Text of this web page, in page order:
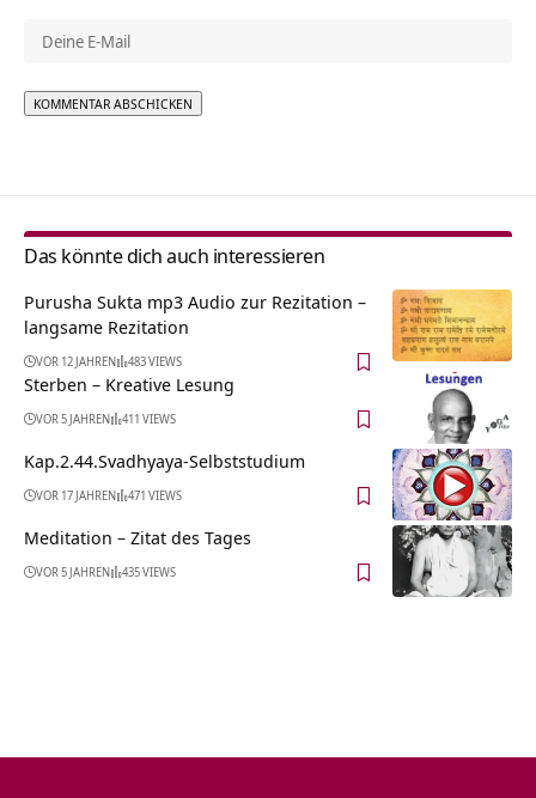
Das könnte dich auch interessieren
Purusha Sukta mp3 Audio zur Rezitation –
langsame Rezitation
VOR 12 JAHREN 483 VIEWS
Sterben – Kreative Lesung
VOR 5 JAHREN 411 VIEWS
Kap.2.44.Svadhyaya-Selbststudium
VOR 17 JAHREN 471 VIEWS
Meditation – Zitat des Tages
VOR 5 JAHREN 435 VIEWS